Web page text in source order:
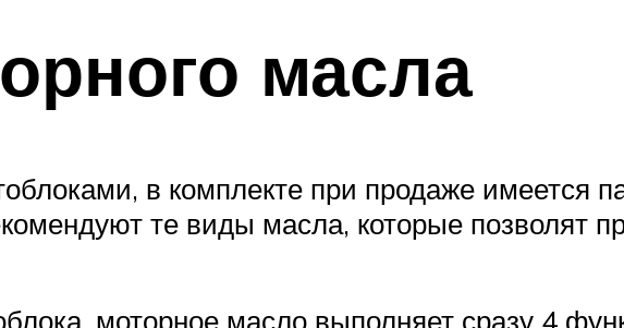
масла
в комплекте при продаже имеется
те виды масла, которые позволят
моторное масло выполняет сразу 4